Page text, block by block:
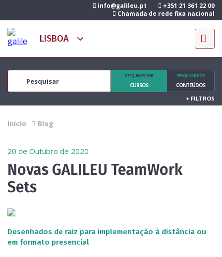
info@galileu.pt
+351 21 361 22 00
Chamada de rede fixa nacional
PESQUISAR POR
CURSOS
PESQUISAR POR
CONTEÚDOS
+ FILTROS
Inicío Blog
20 de Outubro de 2020
Novas GALILEU TeamWork
Sets
Desenhados de raiz para implementação à distância ou
em formato presencial